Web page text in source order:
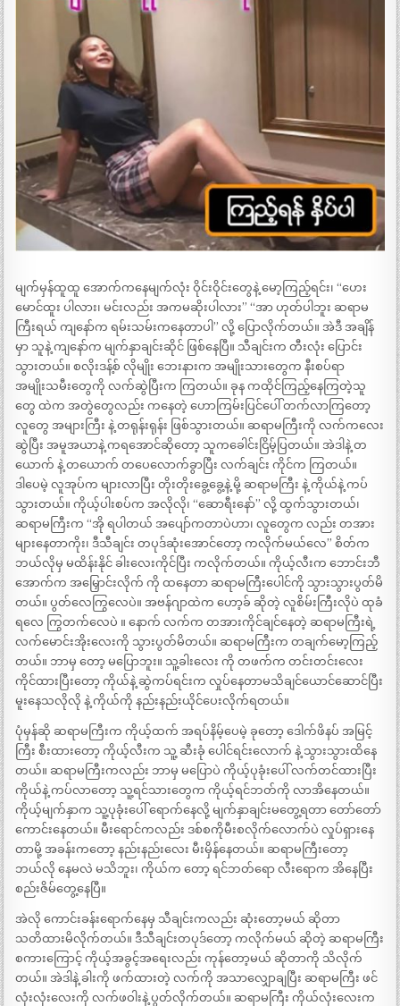
မျက်မှန်ထူထူ အောက်ကနေမျက်လုံး ဝိုင်းဝိုင်းတွေနဲ့ မော့ကြည့်ရင်း၊ “ဟေး
မောင်ထူး ပါလား၊ မင်းလည်း အကမဆိုးပါလား” “အာ ဟုတ်ပါဘူး ဆရာမ
ကြီးရယ် ကျနော်က ရမ်းသမ်းကနေတာပါ” လို့ ပြောလိုက်တယ်။ အဲဒီ အချိန်
မှာ သူနဲ့ ကျနော်က မျက်နှာချင်းဆိုင် ဖြစ်နေပြီ။ သီချင်းက တီးလုံး ပြောင်း
သွားတယ်။ စလိုးဒန့်စ် လိုမျိုး ဘေးနားက အမျိုးသားတွေက နီးစပ်ရာ
အမျိုးသမီးတွေကို လက်ဆွဲပြီးက ကြတယ်။ ခုန ကထိုင်ကြည့်နေကြတဲ့သူ
တွေ ထဲက အတွဲတွေလည်း ကနေတဲ့ ဟောကြမ်းပြင်ပေါ် တက်လာကြတော့
လူတွေ အများကြီး နဲ့ တရုန်းရုန်း ဖြစ်သွားတယ်။ ဆရာမကြီးကို လက်ကလေး
ဆွဲပြီး အမူအယာနဲ့ ကရအောင်ဆိုတော့ သူကခေါင်းငြိမ့်ပြတယ်။ အဲဒါနဲ့ တ
ယောက် နဲ့ တယောက် တပေလောက်ခွာပြီး လက်ချင်း ကိုင်က ကြတယ်။
ဒါပေမဲ့ လူအုပ်က များလာပြီး တိုးတိုးခွေ့ခွေ့နဲ့ မို့ ဆရာမကြီး နဲ့ ကိုယ်နဲ့ ကပ်
သွားတယ်။ ကိုယ့်ပါးစပ်က အလိုလို၊ “ဆောရီးနော်” လို့ ထွက်သွားတယ်၊
ဆရာမကြီးက “အို ရပါတယ် အပျော်ကတာပဲဟာ၊ လူတွေက လည်း တအား
များနေတာကိုး၊ ဒီသီချင်း တပုဒ်ဆုံးအောင်တော့ ကလိုက်မယ်လေ” စိတ်က
ဘယ်လိုမှ မထိန်းနိုင် ခါးလေးကိုင်ပြီး ကလိုက်တယ်။ ကိုယ့်လီးက ဘောင်းဘီ
အောက်က အမြှောင်းလိုက် ကို ထနေတာ ဆရာမကြီးပေါင်ကို သွားသွားပွတ်မိ
တယ်။ ပွတ်လေကြွလေပဲ။ အဗန်ဂျာထဲက ဟော့ခ် ဆိုတဲ့ လူစိမ်းကြီးလိုပဲ ထုခံ
ရလေ ကြွတက်လေပဲ ။ နောက် လက်က တအားကိုင်ချင်နေတဲ့ ဆရာမကြီးရဲ့
လက်မောင်းအိုးလေးကို သွားပွတ်မိတယ်။ ဆရာမကြီးက တချက်မော့ကြည့်
တယ်။ ဘာမှ တော့ မပြောဘူး။ သူ့ခါးလေး ကို တဖက်က တင်းတင်းလေး
ကိုင်ထားပြီးတော့ ကိုယ်နဲ့ ဆွဲကပ်ရင်းက လှုပ်နေတာမသိချင်ယောင်ဆောင်ပြီး
မူးနေသလိုလို နဲ့ ကိုယ်ကို နည်းနည်းယိုင်ပေးလိုက်ရတယ်။
ပုံမှန်ဆို ဆရာမကြီးက ကိုယ့်ထက် အရပ်နိမ့်ပေမဲ့ ခုတော့ ဒေါက်ဖိနပ် အမြင့်
ကြီး စီးထားတော့ ကိုယ့်လီးက သူ့ ဆီးခုံ ပေါင်ရင်းလောက် နဲ့ သွားသွားထိနေ
တယ်။ ဆရာမကြီးကလည်း ဘာမှ မပြောပဲ ကိုယ့်ပုခုံးပေါ် လက်တင်ထားပြီး
ကိုယ်နဲ့ ကပ်လာတော့ သူ့ရင်သားတွေက ကိုယ့်ရင်ဘတ်ကို လာအိနေတယ်။
ကိုယ့်မျက်နှာက သူ့ပုခုံးပေါ် ရောက်နေလို့ မျက်နှာချင်းမတွေ့ရတာ တော်တော်
ကောင်းနေတယ်။ မီးရောင်ကလည်း ဒစ်စကိုမီးစလိုက်လောက်ပဲ လှုပ်ရှားနေ
တာမို့ အခန်းကတော့ နည်းနည်းလေး မီးမှိန်နေတယ်။ ဆရာမကြီးတော့
ဘယ်လို နေမလဲ မသိဘူး၊ ကိုယ်က တော့ ရင်ဘတ်ရော လီးရောက အိနေပြီး
စည်းဇိမ်တွေ့နေပြီ။
အဲလို ကောင်းခန်းရောက်နေမှ သီချင်းကလည်း ဆုံးတော့မယ် ဆိုတာ
သတိထားမိလိုက်တယ်။ ဒီသီချင်းတပုဒ်တော့ ကလိုက်မယ် ဆိုတဲ့ ဆရာမကြီး
စကားကြောင့် ကိုယ့်အခွင့်အရေးလည်း ကုန်တော့မယ် ဆိုတာကို သိလိုက်
တယ်။ အဲဒါနဲ့ ခါးကို ဖက်ထားတဲ့ လက်ကို အသာလျှောချပြီး ဆရာမကြီး ဖင်
လုံးလုံးလေးကို လက်ဖဝါးနဲ့ ပွတ်လိုက်တယ်။ ဆရာမကြီး ကိုယ်လုံးလေးက